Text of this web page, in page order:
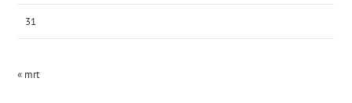
31
« mrt